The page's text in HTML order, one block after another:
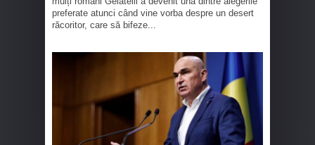
preferate atunci când vine vorba despre un desert
răcoritor, care să bifeze...